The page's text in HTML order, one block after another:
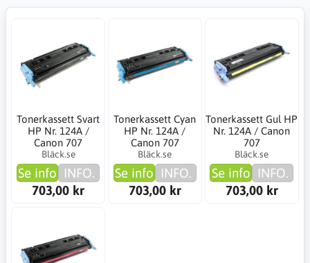
Tonerkassett Svart
HP Nr. 124A /
Canon 707
Bläck.se
Se info INFO.
703,00 kr
Tonerkassett Cyan
HP Nr. 124A /
Canon 707
Bläck.se
Se info INFO.
703,00 kr
Tonerkassett Gul HP
Nr. 124A / Canon
707
Bläck.se
Se info INFO.
703,00 kr